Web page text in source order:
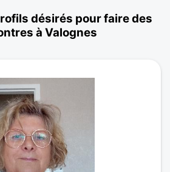
désirés pour faire des
à Valognes